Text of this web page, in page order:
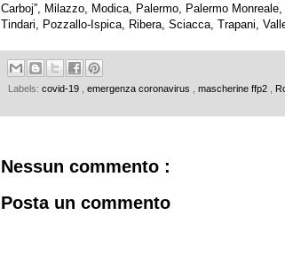
Carboj”, Milazzo, Modica, Palermo, Palermo
Tindari, Pozzallo-Ispica, Ribera, Sciacca, Trapani,
Labels: covid-19 emergenza coronavirus mascherine ffp2
Nessun commento :
Posta un commento